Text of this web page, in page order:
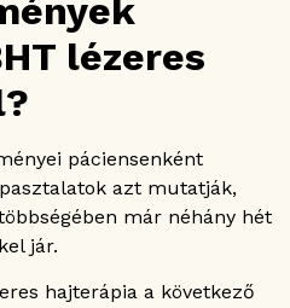
lézeres
páciensenként
azt mutatják,
már néhány hét
jár.
hajterápia a következő